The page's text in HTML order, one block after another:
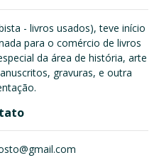
- livros usados), teve início
para o comércio de livros
da área de história, arte
gravuras, e outra